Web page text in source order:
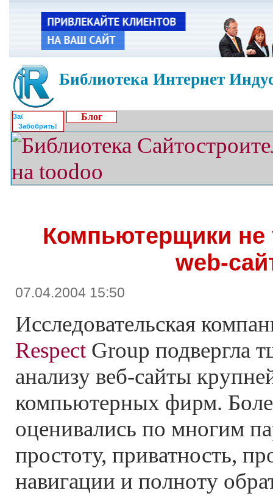
Библиотека Интернет
Забобрить!
Блог
Компьютерщики не
web-
07.04.2004 15:50
Исследовательская
Respect Group подвергла
анализу веб-сайты
компьютерных фирм.
оценивались по многим
простоту, приватность,
навигации и полноту